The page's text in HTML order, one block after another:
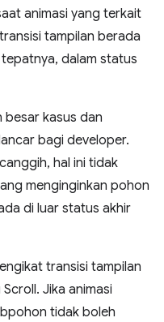
animasi yang terkait
tampilan berada
dalam status
besar kasus dan
bagi developer.
hal ini tidak
menginginkan pohon
di luar status akhir
transisi tampilan
Jika animasi
tidak boleh